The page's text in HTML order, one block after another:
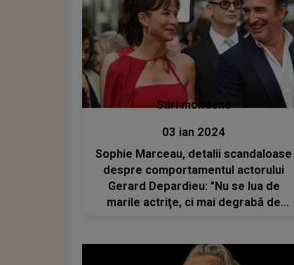
Stiri mondene
03 ian 2024
Sophie Marceau, detalii scandaloase
despre comportamentul actorului
Gerard Depardieu: "Nu se lua de
marile actriţe, ci mai degrabă de